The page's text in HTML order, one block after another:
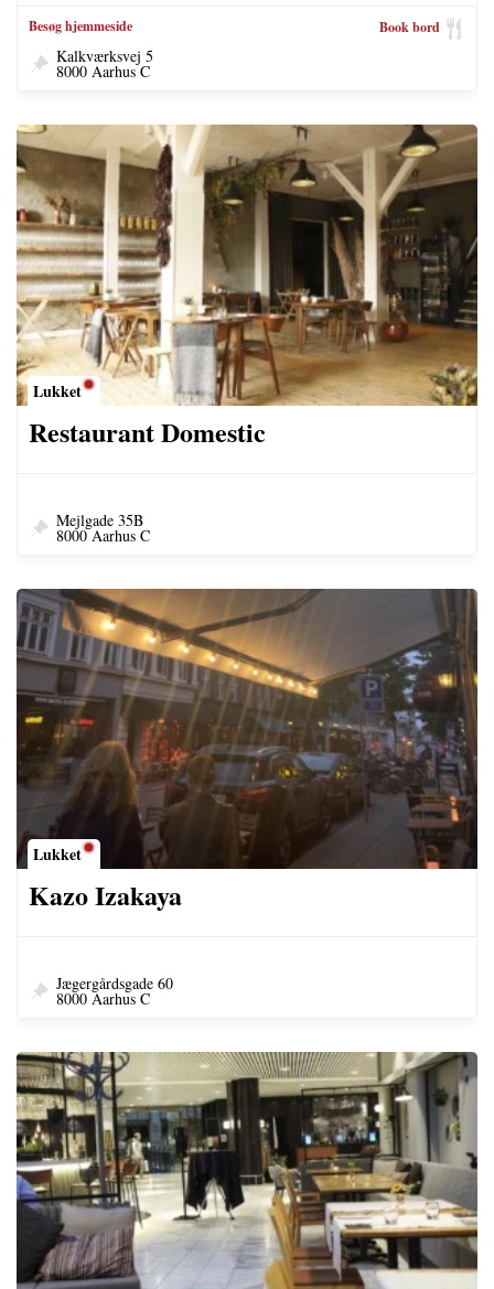
Besøg hjemmeside Book bord
Kalkværksvej 5
8000 Aarhus C
Lukket
Restaurant Domestic
Mejlgade 35B
8000 Aarhus C
Lukket
Kazo Izakaya
Jægergårdsgade 60
8000 Aarhus C